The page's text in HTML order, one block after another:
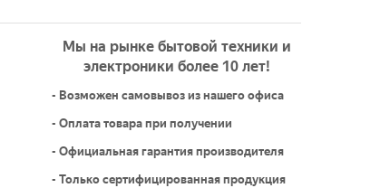
Мы на рынке бытовой техники и
электроники более 10 лет!
- Возможен самовывоз из нашего офиса
- Оплата товара при получении
- Официальная гарантия производителя
- Только сертифицированная продукция